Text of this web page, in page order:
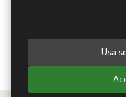
Usa